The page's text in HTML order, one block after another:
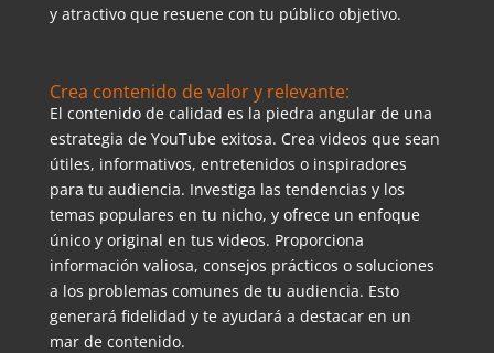
y atractivo que resuene con tu público objetivo.
Crea contenido de valor y relevante:
El contenido de calidad es la piedra angular de una
estrategia de YouTube exitosa. Crea videos que sean
útiles, informativos, entretenidos o inspiradores
para tu audiencia. Investiga las tendencias y los
temas populares en tu nicho, y ofrece un enfoque
único y original en tus videos. Proporciona
información valiosa, consejos prácticos o soluciones
a los problemas comunes de tu audiencia. Esto
generará fidelidad y te ayudará a destacar en un
mar de contenido.